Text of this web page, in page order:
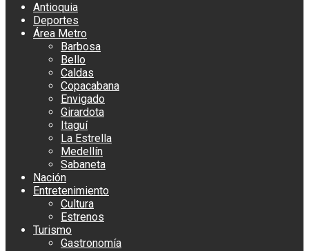
Antioquia
Deportes
Área Metro
Barbosa
Bello
Caldas
Copacabana
Envigado
Girardota
Itaguí
La Estrella
Medellín
Sabaneta
Nación
Entretenimiento
Cultura
Estrenos
Turismo
Gastronomía